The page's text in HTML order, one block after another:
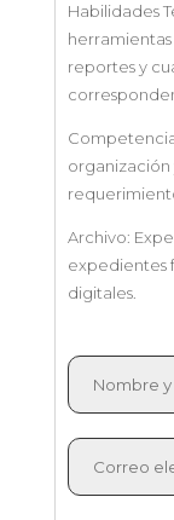
Habilidades
reportes y
organización
Archivo:
expedientes
digitales.